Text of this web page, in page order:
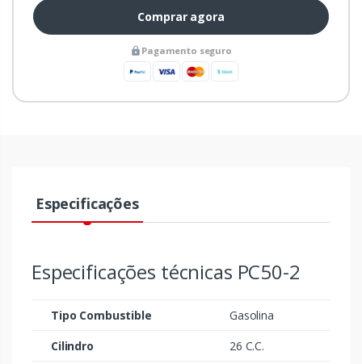
Comprar agora
Pagamento seguro
Especificações
Especificações técnicas PC50-2
Tipo Combustible
Gasolina
Cilindro
26 C.C.